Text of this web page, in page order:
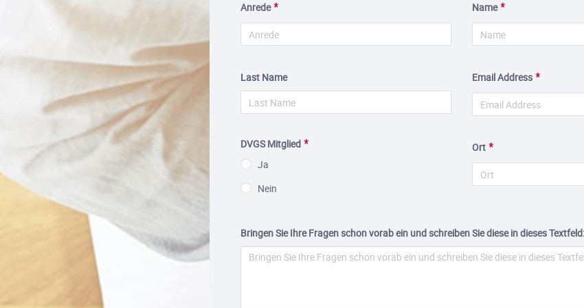
Anrede Name
Last Name Email Address
DVGS Mitglied
Ja
Nein
Ort
Bringen Sie Ihre Fragen schon vorab ein und schreiben Sie diese in dieses Textfeld: